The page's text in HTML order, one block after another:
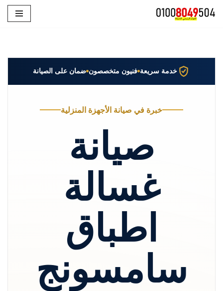
خدمة سريعة فنيون متخصصون ضمان على الصيانة
خبرة في صيانة الأجهزة المنزلية
صيانة
غسالة
اطباق
سامسونج